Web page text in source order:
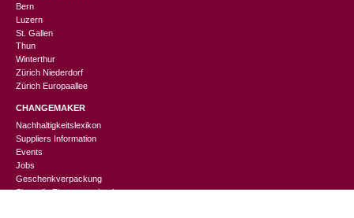
Bern
Luzern
St. Gallen
Thun
Winterthur
Zürich Niederdorf
Zürich Europaallee
CHANGEMAKER
Nachhaltigkeitslexikon
Suppliers Information
Events
Jobs
Geschenkverpackung
Sinnvolle Firmengeschenke